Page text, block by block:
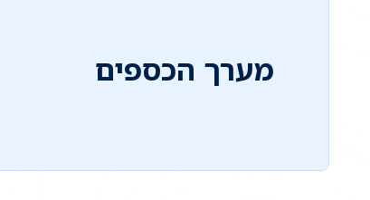
מערך הכספים